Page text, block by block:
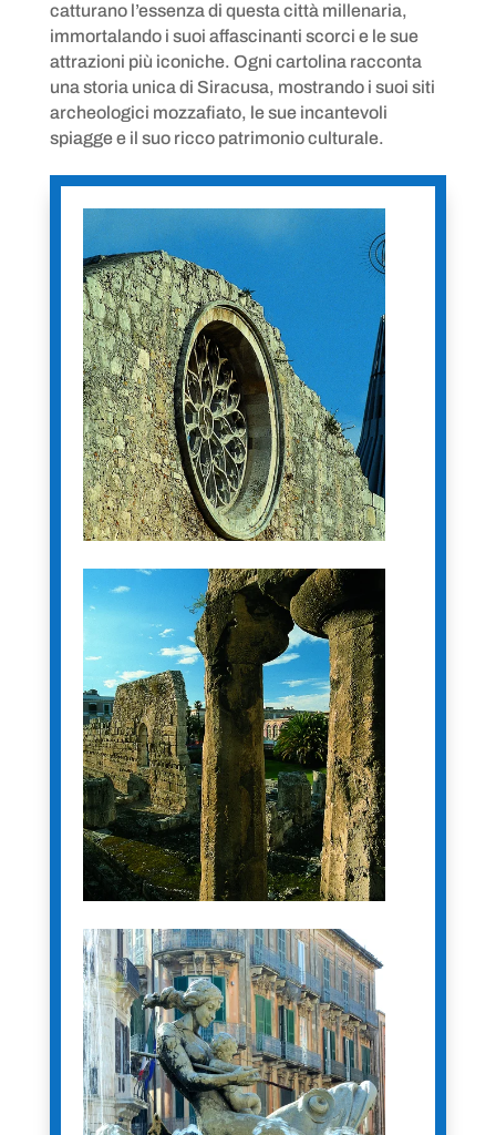
catturano l’essenza di questa città millenaria,
immortalando i suoi affascinanti scorci e le sue
attrazioni più iconiche. Ogni cartolina racconta
una storia unica di Siracusa, mostrando i suoi siti
archeologici mozzafiato, le sue incantevoli
spiagge e il suo ricco patrimonio culturale.